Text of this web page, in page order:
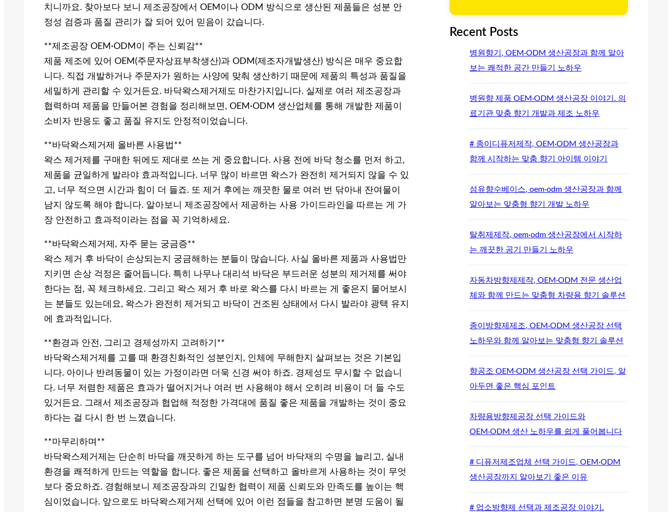
치니까요. 찾아보다 보니 제조공장에서 OEM이나 ODM 방식으로 생산된 제품들은 성분 안
정성 검증과 품질 관리가 잘 되어 있어 믿음이 갔습니다.
**제조공장 OEM·ODM이 주는 신뢰감**
제품 제조에 있어 OEM(주문자상표부착생산)과 ODM(제조자개발생산) 방식은 매우 중요합
니다. 직접 개발하거나 주문자가 원하는 사양에 맞춰 생산하기 때문에 제품의 특성과 품질을
세밀하게 관리할 수 있거든요. 바닥왁스제거제도 마찬가지입니다. 실제로 여러 제조공장과
협력하며 제품을 만들어본 경험을 정리해보면, OEM·ODM 생산업체를 통해 개발한 제품이
소비자 반응도 좋고 품질 유지도 안정적이었습니다.
**바닥왁스제거제 올바른 사용법**
왁스 제거제를 구매한 뒤에도 제대로 쓰는 게 중요합니다. 사용 전에 바닥 청소를 먼저 하고,
제품을 균일하게 발라야 효과적입니다. 너무 많이 바르면 왁스가 완전히 제거되지 않을 수 있
고, 너무 적으면 시간과 힘이 더 들죠. 또 제거 후에는 깨끗한 물로 여러 번 닦아내 잔여물이
남지 않도록 해야 합니다. 알아보니 제조공장에서 제공하는 사용 가이드라인을 따르는 게 가
장 안전하고 효과적이라는 점을 꼭 기억하세요.
**바닥왁스제거제, 자주 묻는 궁금증**
왁스 제거 후 바닥이 손상되는지 궁금해하는 분들이 많습니다. 사실 올바른 제품과 사용법만
지키면 손상 걱정은 줄어듭니다. 특히 나무나 대리석 바닥은 부드러운 성분의 제거제를 써야
한다는 점, 꼭 체크하세요. 그리고 왁스 제거 후 바로 왁스를 다시 바르는 게 좋은지 물어보시
는 분들도 있는데요, 왁스가 완전히 제거되고 바닥이 건조된 상태에서 다시 발라야 광택 유지
에 효과적입니다.
**환경과 안전, 그리고 경제성까지 고려하기**
바닥왁스제거제를 고를 때 환경친화적인 성분인지, 인체에 무해한지 살펴보는 것은 기본입
니다. 아이나 반려동물이 있는 가정이라면 더욱 신경 써야 하죠. 경제성도 무시할 수 없습니
다. 너무 저렴한 제품은 효과가 떨어지거나 여러 번 사용해야 해서 오히려 비용이 더 들 수도
있거든요. 그래서 제조공장과 협업해 적정한 가격대에 품질 좋은 제품을 개발하는 것이 중요
하다는 걸 다시 한 번 느꼈습니다.
**마무리하며**
바닥왁스제거제는 단순히 바닥을 깨끗하게 하는 도구를 넘어 바닥재의 수명을 늘리고, 실내
환경을 쾌적하게 만드는 역할을 합니다. 좋은 제품을 선택하고 올바르게 사용하는 것이 무엇
보다 중요하죠. 경험해보니 제조공장과의 긴밀한 협력이 제품 신뢰도와 만족도를 높이는 핵
심이었습니다. 앞으로도 바닥왁스제거제 선택에 있어 이런 점들을 참고하면 분명 도움이 될
Recent Posts
병원향기, OEM·ODM 생산공장과 함께 알아
보는 쾌적한 공간 만들기 노하우
병원향 제품 OEM·ODM 생산공장 이야기. 의
료기관 맞춤 향기 개발과 제조 노하우
# 종이디퓨저제작, OEM·ODM 생산공장과
함께 시작하는 맞춤 향기 아이템 이야기
섬유향수베이스, oem·odm 생산공장과 함께
알아보는 맞춤형 향기 개발 노하우
탈취제제작, oem·odm 생산공장에서 시작하
는 깨끗한 공기 만들기 노하우
자동차방향제제작, OEM·ODM 전문 생산업
체와 함께 만드는 맞춤형 차량용 향기 솔루션
종이방향제제조, OEM·ODM 생산공장 선택
노하우와 함께 알아보는 맞춤형 향기 솔루션
향공조 OEM·ODM 생산공장 선택 가이드, 알
아두면 좋은 핵심 포인트
차량용방향제공장 선택 가이드와
OEM·ODM 생산 노하우를 쉽게 풀어봅니다
# 디퓨저제조업체 선택 가이드, OEM·ODM
생산공장까지 알아보기 좋은 이유
# 업소방향제 선택과 제조공장 이야기.